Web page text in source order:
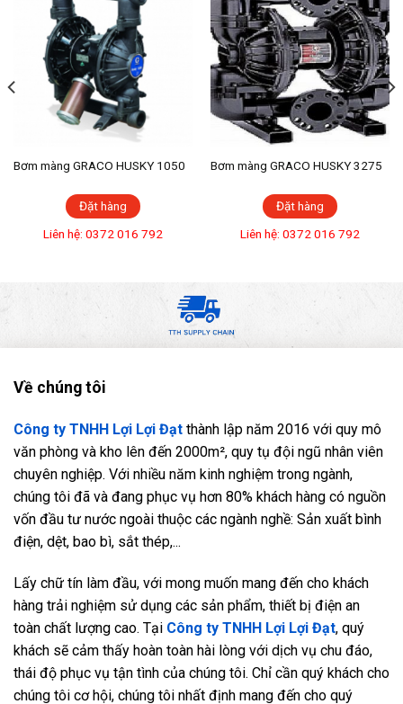
Bơm màng GRACO HUSKY 1050
Đặt hàng
Liên hệ: 0372 016 792
Bơm màng GRACO HUSKY 3275
Đặt hàng
Liên hệ: 0372 016 792
Về chúng tôi
Công ty TNHH Lợi Lợi Đạt thành lập năm 2016 với quy mô
văn phòng và kho lên đến 2000m², quy tụ đội ngũ nhân viên
chuyên nghiệp. Với nhiều năm kinh nghiệm trong ngành,
chúng tôi đã và đang phục vụ hơn 80% khách hàng có nguồn
vốn đầu tư nước ngoài thuộc các ngành nghề: Sản xuất bình
điện, dệt, bao bì, sắt thép,...
Lấy chữ tín làm đầu, với mong muốn mang đến cho khách
hàng trải nghiệm sử dụng các sản phẩm, thiết bị điện an
toàn chất lượng cao. Tại Công ty TNHH Lợi Lợi Đạt, quý
khách sẽ cảm thấy hoàn toàn hài lòng với dịch vụ chu đáo,
thái độ phục vụ tận tình của chúng tôi. Chỉ cần quý khách cho
chúng tôi cơ hội, chúng tôi nhất định mang đến cho quý